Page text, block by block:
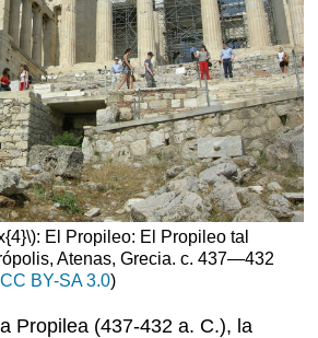
: El Propileo: El Propileo tal
Atenas, Grecia. c. 437—432
CC BY-SA 3.0)
Propilea (437-432 a. C.), la